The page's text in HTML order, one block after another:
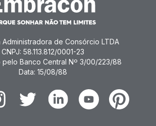
Administradora de Consórcio LTDA
CNPJ: 58.113.812/0001-23
pelo Banco Central Nº 3/00/223/88
Data: 15/08/88
Twitter LinkedinYoutubePinterest